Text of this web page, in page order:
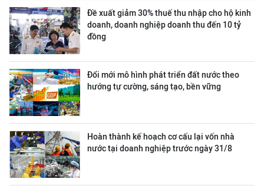
Đề xuất giảm 30% thuế thu nhập cho hộ kinh
doanh, doanh nghiệp doanh thu đến 10 tỷ
đồng
Đổi mới mô hình phát triển đất nước theo
hướng tự cường, sáng tạo, bền vững
Hoàn thành kế hoạch cơ cấu lại vốn nhà
nước tại doanh nghiệp trước ngày 31/8